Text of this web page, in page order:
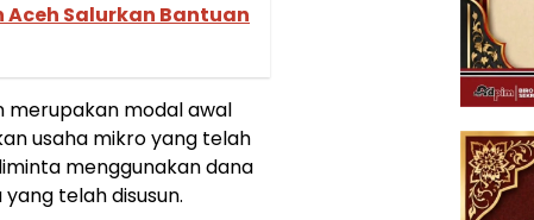
Salurkan Bantuan
merupakan modal awal
usaha mikro yang telah
menggunakan dana
telah disusun.